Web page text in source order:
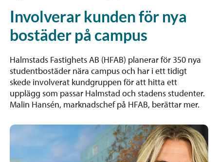
Involverar kunden för nya
bostäder på campus
Halmstads Fastighets AB (HFAB) planerar för 350 nya
studentbostäder nära campus och har i ett tidigt
skede involverat kundgruppen för att hitta ett
upplägg som passar Halmstad och stadens studenter.
Malin Hansén, marknadschef på HFAB, berättar mer.